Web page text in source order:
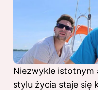
Niezwykle istotnym
stylu życia staje się